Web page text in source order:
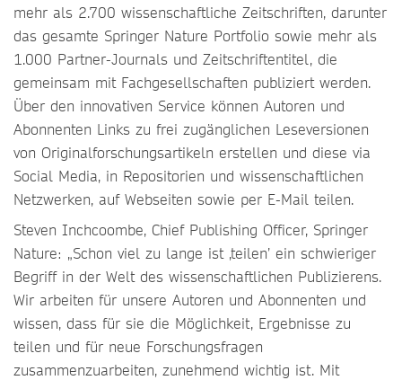
mehr als 2.700 wissenschaftliche Zeitschriften, darunter
das gesamte Springer Nature Portfolio sowie mehr als
1.000 Partner-Journals und Zeitschriftentitel, die
gemeinsam mit Fachgesellschaften publiziert werden.
Über den innovativen Service können Autoren und
Abonnenten Links zu frei zugänglichen Leseversionen
von Originalforschungsartikeln erstellen und diese via
Social Media, in Repositorien und wissenschaftlichen
Netzwerken, auf Webseiten sowie per E-Mail teilen.
Steven Inchcoombe, Chief Publishing Officer, Springer
Nature: „Schon viel zu lange ist ‚teilen’ ein schwieriger
Begriff in der Welt des wissenschaftlichen Publizierens.
Wir arbeiten für unsere Autoren und Abonnenten und
wissen, dass für sie die Möglichkeit, Ergebnisse zu
teilen und für neue Forschungsfragen
zusammenzuarbeiten, zunehmend wichtig ist. Mit